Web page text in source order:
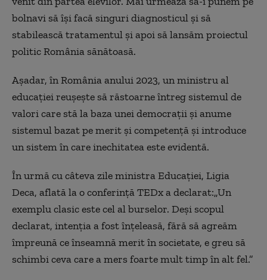
bolnavi să își facă singuri diagnosticul și să
stabilească tratamentul și apoi să lansăm proiectul
politic România sănătoasă.
Așadar, în România anului 2023, un ministru al
educației reușește să răstoarne întreg sistemul de
valori care stă la baza unei democrații și anume
sistemul bazat pe merit și competență și introduce
un sistem în care inechitatea este evidentă.
În urmă cu câteva zile ministra Educației, Ligia
Deca, aflată la o conferință TEDx a declarat:„Un
exemplu clasic este cel al burselor. Deși scopul
declarat, intenția a fost înțeleasă, fără să agreăm
împreună ce înseamnă merit în societate, e greu să
schimbi ceva care a mers foarte mult timp în alt fel.”